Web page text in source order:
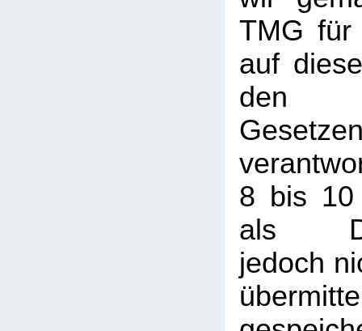
TMG für
auf
den
8 bis 10
als
jedoch